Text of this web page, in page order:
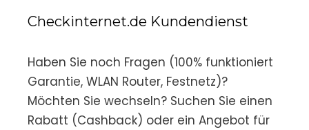
Checkinternet.de Kundendienst
Haben Sie noch Fragen (100% funktioniert
Garantie, WLAN Router, Festnetz)?
Möchten Sie wechseln? Suchen Sie einen
Rabatt (Cashback) oder ein Angebot für